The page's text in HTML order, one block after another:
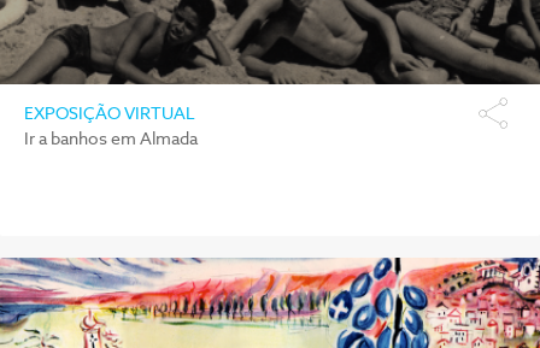
EXPOSIÇÃO VIRTUAL
Ir a banhos em Almada